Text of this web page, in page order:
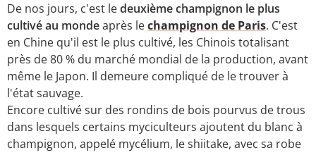
De nos jours, c'est ledeuxième champignon le plus
cultivé au mondeaprès lechampignon de Paris. C'est
en Chine qu'il est le plus cultivé, les Chinois totalisant
près de 80 % du marché mondial de la production, avant
même le Japon. Il demeure compliqué de le trouver à
l'état sauvage.
Encore cultivé sur des rondins de bois pourvus de trous
dans lesquels certains myciculteurs ajoutent du blanc à
champignon, appelé mycélium, le shiitake, avec sa robe